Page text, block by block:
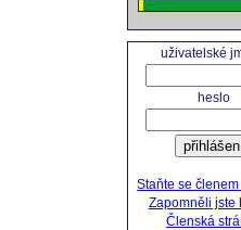
uživatelské
heslo
Staňte se
Zapomněli jste
Členská